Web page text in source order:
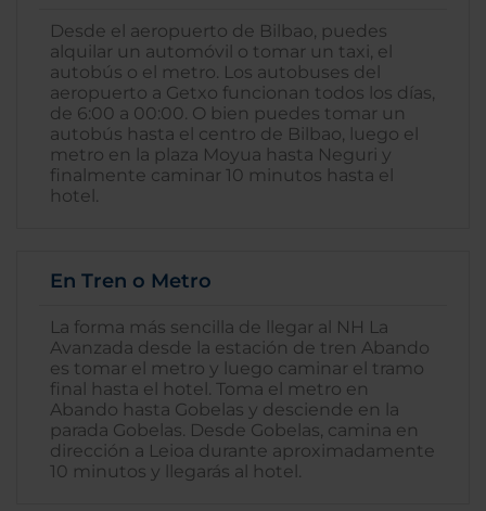
Desde el aeropuerto de Bilbao, puedes
alquilar un automóvil o tomar un taxi, el
autobús o el metro. Los autobuses del
aeropuerto a Getxo funcionan todos los días,
de 6:00 a 00:00. O bien puedes tomar un
autobús hasta el centro de Bilbao, luego el
metro en la plaza Moyua hasta Neguri y
finalmente caminar 10 minutos hasta el
hotel.
En Tren o Metro
La forma más sencilla de llegar al NH La
Avanzada desde la estación de tren Abando
es tomar el metro y luego caminar el tramo
final hasta el hotel. Toma el metro en
Abando hasta Gobelas y desciende en la
parada Gobelas. Desde Gobelas, camina en
dirección a Leioa durante aproximadamente
10 minutos y llegarás al hotel.